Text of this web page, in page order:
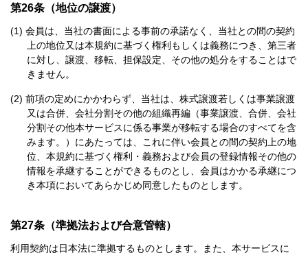
第26条（地位の譲渡）
会員は、当社の書面による事前の承諾なく、当社との間の契約
上の地位又は本規約に基づく権利もしくは義務につき、第三者
に対し、譲渡、移転、担保設定、その他の処分をすることはで
きません。
前項の定めにかかわらず、当社は、株式譲渡若しくは事業譲渡
又は合併、会社分割その他の組織再編（事業譲渡、合併、会社
分割その他本サービスに係る事業が移転する場合のすべてを含
みます。）にあたっては、これに伴い会員との間の契約上の地
位、本規約に基づく権利・義務および会員の登録情報その他の
情報を承継することができるものとし、会員はかかる承継につ
き本項においてあらかじめ同意したものとします。
第27条（準拠法および合意管轄）
利用契約は日本法に準拠するものとします。また、本サービスに